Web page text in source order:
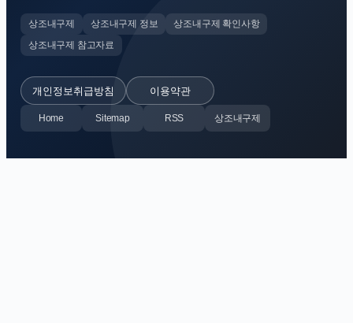
상조내구제 상조내구제 정보
상조내구제 확인사항
상조내구제 참고자료
개인정보취급방침 이용약관
Home Sitemap RSS 상조내구제